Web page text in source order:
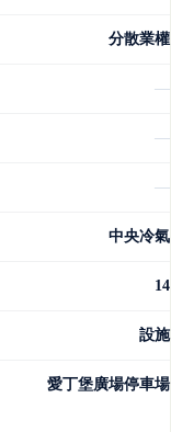
分散業權
—
—
—
中央冷氣
14
設施
愛丁堡廣場停車場